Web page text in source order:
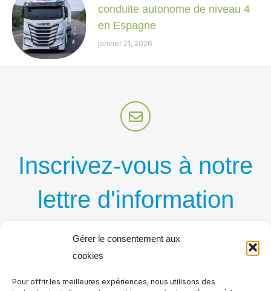
Gérer le consentement aux
cookies
Pour offrir les meilleures expériences, nous utilisons des
conduite autonome de niveau 4
en Espagne
janvier 21, 2026
Inscrivez-vous à notre
lettre d'information
par courriel
par courriel